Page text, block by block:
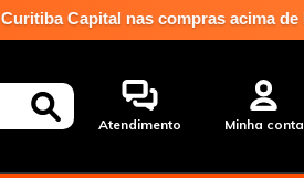
acima de R$ 99,99⭐ ⭐
Atendimento Minha conta